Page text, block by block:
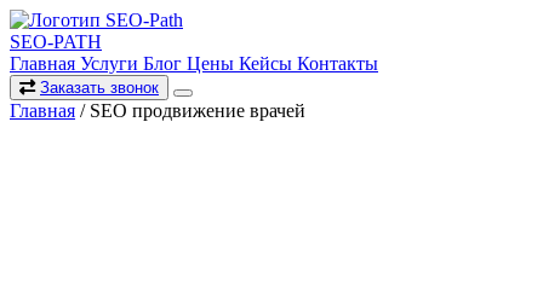
SEO-PATH
Главная Услуги Блог Цены Кейсы Контакты
Заказать звонок
Главная / SEO продвижение врачей